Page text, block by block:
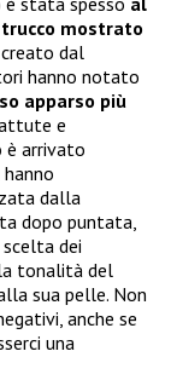
mostrato
dal
hanno notato
apparso più
e
è arrivato
dalla
dopo puntata,
dei
tonalità del
sua pelle. Non
anche se
una